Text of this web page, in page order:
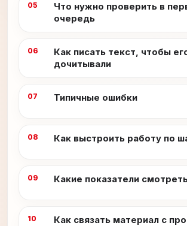
Что нужно проверить в
очередь
Как писать текст, чтобы
дочитывали
Типичные ошибки
Как выстроить работу по
Какие показатели
Как связать материал с